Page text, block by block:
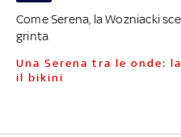
Come Serena, la Wozniacki
grinta
Una Serena tra le onde: la Williams a Miami sfoggia
il bikini